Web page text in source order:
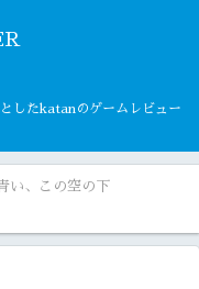
したkatanのゲームレビュー
い、この空の下